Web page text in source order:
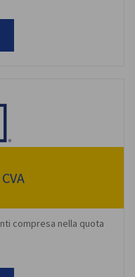
compresa nella quota